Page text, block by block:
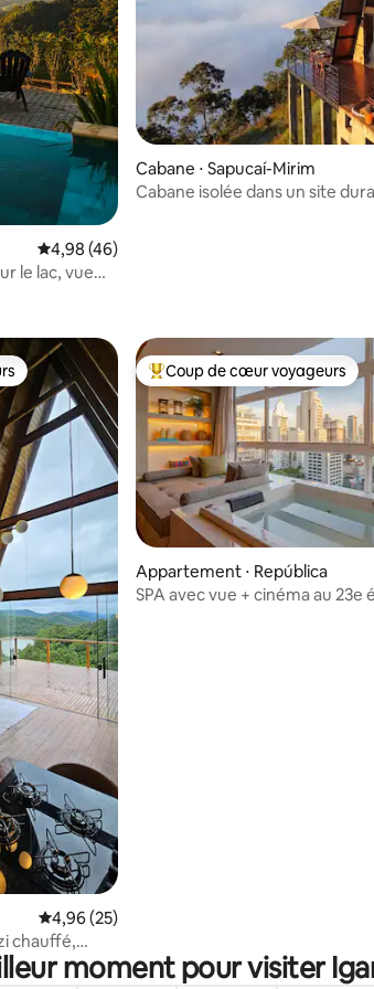
commentaires : 5 sur 5
Évaluation moyenne sur la base de 46
4,98 (46)
le lac, vue
Cabane ⋅ Sapucaí-Mirim
Cabane isolée dans un site
commentaires : 5 sur 5
les plus appréciés
Évaluation moyenne sur la base de 25
4,96 (25)
chauffé,
Coups de cœur voyageurs les
Coup de cœur voyageurs
Appartement ⋅ República
SPA avec vue + cinéma au 23e
moment pour visiter